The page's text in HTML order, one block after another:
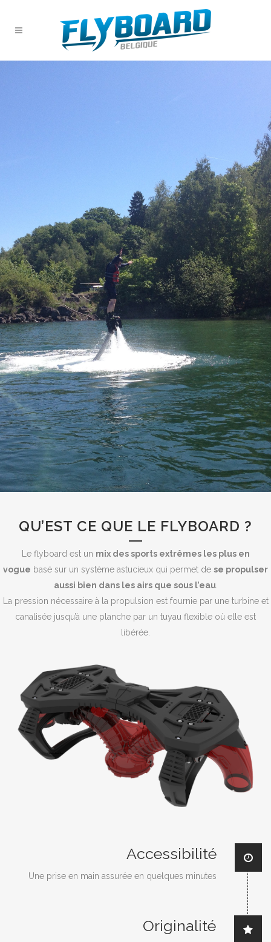
QU’EST CE QUE LE FLYBOARD ?
Le flyboard est un mix des sports extrêmes les plus en
vogue basé sur un système astucieux qui permet de se propulser
aussi bien dans les airs que sous l’eau.
La pression nécessaire à la propulsion est fournie par une turbine et
canalisée jusqu’à une planche par un tuyau flexible où elle est
libérée.
Accessibilité
Une prise en main assurée en quelques minutes
Originalité